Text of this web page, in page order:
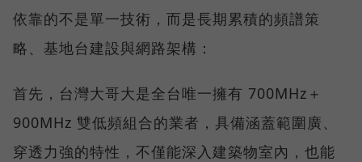
依靠的不是單一技術，而是長期累積的頻譜策
略、基地台建設與網路架構：
首先，台灣大哥大是全台唯一擁有 700MHz＋
900MHz 雙低頻組合的業者，具備涵蓋範圍廣、
穿透力強的特性，不僅能深入建築物室內，也能